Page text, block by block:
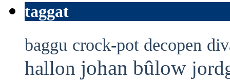
taggat
baggu crock-pot decopen
hallon johan bûlow